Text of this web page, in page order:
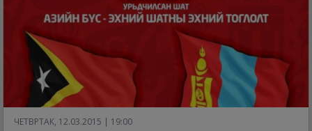
ЧЕТВРТАК, 12.03.2015 | 19:00